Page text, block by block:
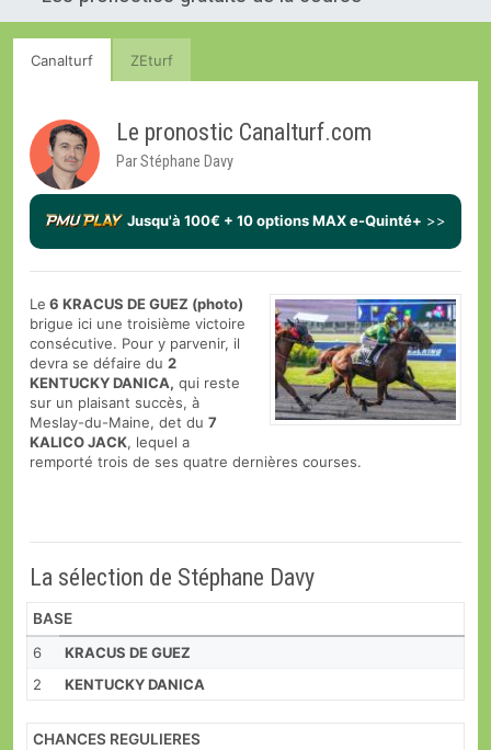
Canalturf ZEturf
Le pronostic Canalturf.com
Par Stéphane Davy
Jusqu'à 100€ + 10 options MAX e-Quinté+ >>
Le 6 KRACUS DE GUEZ (photo)
brigue ici une troisième victoire
consécutive. Pour y parvenir, il
devra se défaire du 2
KENTUCKY DANICA, qui reste
sur un plaisant succès, à
Meslay-du-Maine, det du 7
KALICO JACK, lequel a
remporté trois de ses quatre dernières courses.
La sélection de Stéphane Davy
BASE
6
KRACUS DE GUEZ
2
KENTUCKY DANICA
CHANCES REGULIERES